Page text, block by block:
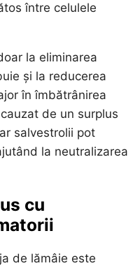
între celulele
la eliminarea
și la reducerea
în îmbătrânirea
de un surplus
salvestrolii pot
la neutralizarea
cu
de lămâie este